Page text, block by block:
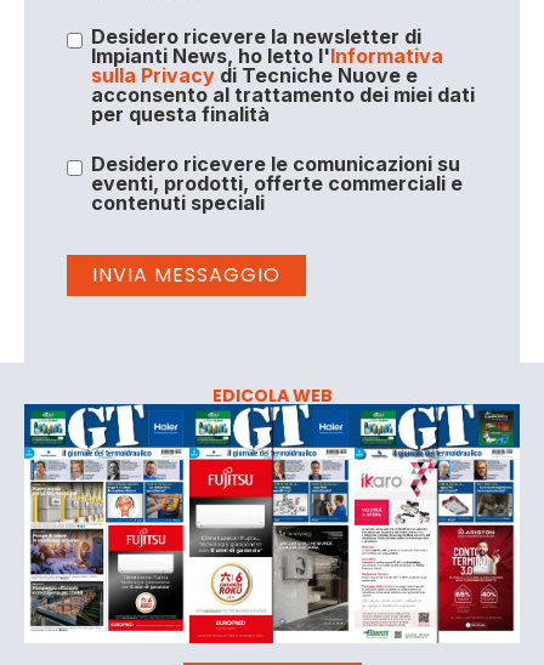
Desidero ricevere la newsletter di
Impianti News, ho letto l'Informativa
sulla Privacydi Tecniche Nuove e
acconsento al trattamento dei miei dati
per questa finalità
Desidero ricevere le comunicazioni su
eventi, prodotti, offerte commerciali e
contenuti speciali
EDICOLA WEB